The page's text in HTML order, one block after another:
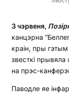
3 чэрвеня, По
канцэрна
краін, пры
звесткі
на прэс-
Паводле яе